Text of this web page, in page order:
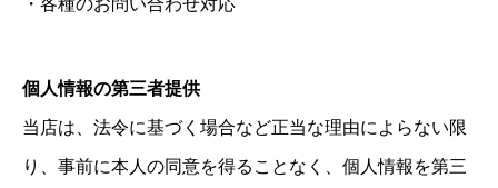
個人情報の第三者提供
当店は、法令に基づく場合など正当な理由によらない限
り、事前に本人の同意を得ることなく、個人情報を第三